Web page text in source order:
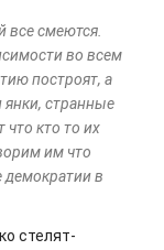
все смеются.
во всем
построят, а
странные
что кто то их
им что
в
стелят-